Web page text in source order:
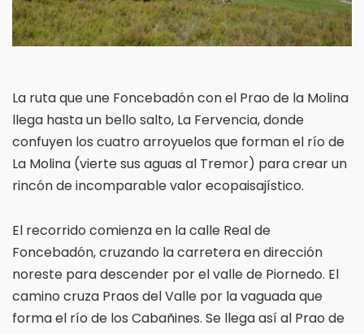
La ruta que une Foncebadón con el Prao de la Molina
llega hasta un bello salto, La Fervencia, donde
confuyen los cuatro arroyuelos que forman el río de
La Molina (vierte sus aguas al Tremor) para crear un
rincón de incomparable valor ecopaisajístico.
El recorrido comienza en la calle Real de
Foncebadón, cruzando la carretera en dirección
noreste para descender por el valle de Piornedo. El
camino cruza Praos del Valle por la vaguada que
forma el río de los Cabañines. Se llega así al Prao de